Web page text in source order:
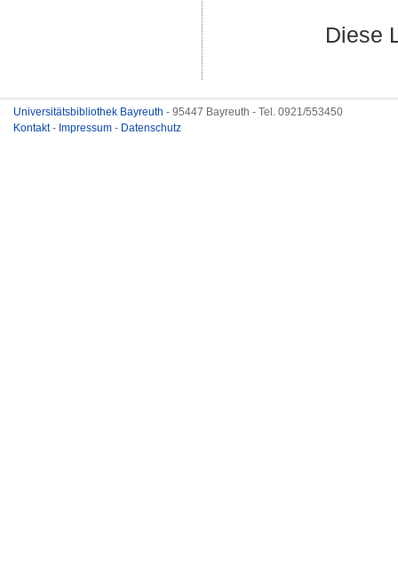
Diese
Universitätsbibliothek Bayreuth - 95447 Bayreuth - Tel. 0921/553450
Kontakt- Impressum - Datenschutz